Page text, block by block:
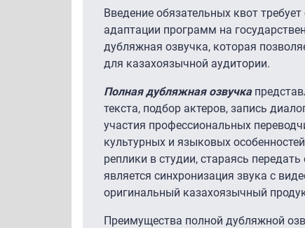
Введение обязательных квот
адаптации программ на
дубляжная озвучка, которая
для казахоязычной аудитории.
Полная дубляжная озвучка
текста, подбор актеров, запись
участия профессиональных
культурных и языковых
реплики в студии, стараясь
является синхронизация звука с
оригинальный казахоязычный
Преимущества полной дубляжной